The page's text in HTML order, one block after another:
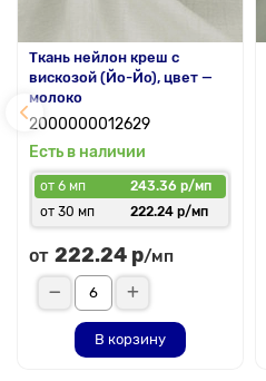
Ткань нейлон креш с
вискозой (Йо-Йо), цвет —
молоко
2000000012629
Есть в наличии
от 6 мп
243.36 р/мп
от 30 мп
222.24 р/мп
от 222.24 р/мп
В корзину